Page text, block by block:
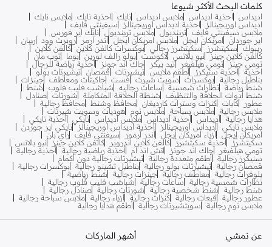
كلمات البحث الأكثر شيوعا
اديداس احذية اديداس ملابس اديداس نايك احذية نايك ملابس نايك
اديداس اوريجينالز
احذية اديداس اوريجينالز
سيفينتي فايف
ملابس سيفينتي فايف ترينديول ملابس ترينديول نايك اير فورس
اير جوردان
امريكان ايجل ملابس امريكان ايجل اندر ارمر روبرت وود
ريبان
ريبوك
سكيتشرز سكيتشرز رجالي بوكسرات كالفن كلاين كالفن كلاين
كالفن كلاين جينز نيو بالانس لاكوست بولو رالف لورين بوما
توب مان
تومي جينز تومي هيلفيغر تيد بيكر جاك اند جونز
أحذية رياضة للرجال
احذية
احذية سنيكرز أطقم ملابس تيشيرتات قمصان تيشيرتات بولو
بناطيل رجالية بوكسرات سويت شيرت فست جاكيتات ومعاطف جينزات
شنط رياضة نظارات شمسية ساعات رجاليه شباشب فليب فلوب
شنط
شنط أدوات الحلاقة والتنظيف
شنطة الحلاقة المتكاملة شورتات صنادل
عطور
كابات كنزات وسترات كارديغان محافظ وشنط محافظ رجالية
ملابس رجالية ملابس سباحة ملابس نوم هوديات وسويت شيرتات
هدايا رجالية أديداس أحذية أديداس ملابس أديداس نايكي أحذبة نايكي
ملابس نايكي أديداس أوريجينالز أحذية أديداس أوريجينالز
نايكي اير جوردن
أمريكان إيجل أزياء أمريكان إيجل أندر آرمور سيفنتي فايف راي بان
سكيتشرز
أحذية سكيتشرز كالفن كلاين اندروير كالفن كلاين جينز
نيو بالانس
تومي هيلفيغر
جاك اند جونز اتش اند ام أحذية رياضية رجالية أحذية رجالية
سنيكرز رجالية أطقم متعددة رجالية تيشيرتات رجالية دون أكمام
قمصان رجالية تيشيرتات بولو رجالية بناطيل تشينو رجالية بوكسرات رجالية
بلوفرات رجالية معاطف رجالية جينزات رجالية
شنط رياضية
نظارات شمسية رجالية
ساعات رجالية
شباشب فليب فلوب رجالية
شنط رجالية
شنط شخصية رجالية شورتات رجالية صنادل رجالية
عطور رجالية
قبعات رجالية كنزات رجالية أزياء رجالية ملابس سباحة رجالية
ملابس نوم رجالية
سويتشيرتات رجالية أطقم هدايا رجالية
عن نمشي أشهر الماركات